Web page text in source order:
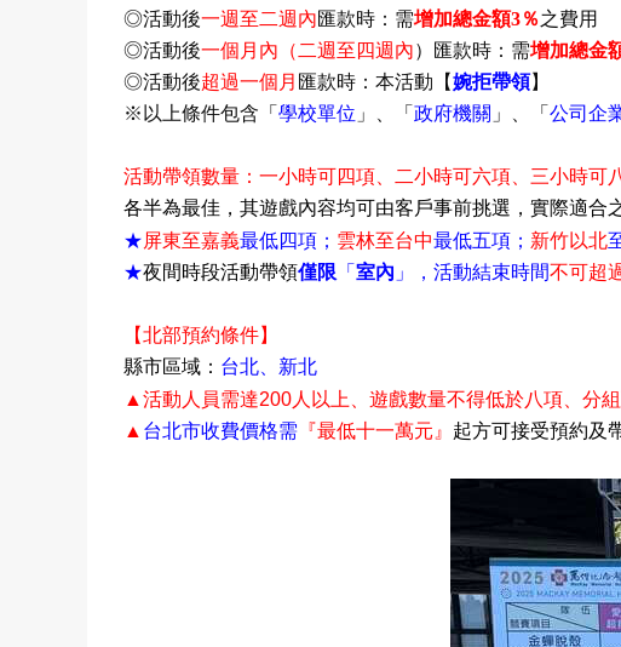
◎活動後一週至二週內匯款時：需增加總金額3％之費用
◎活動後一個月內 （ 二週至四週內） 匯款時：需增加總金
◎活動後超過一個月 匯款時：本活動 【婉拒帶領】
※以上條件包含「 學校單位 」、「 政府機關 」、「 公司企
活動帶領數量 ：一小時可四項 二小時可六項 三小時可
各半為最佳，其遊戲內容均可由客戶事前挑選，實際適合
★屏東至嘉義最低四項 ； 雲林至台中最低五項 ； 新竹以北
★夜間時段活動帶領僅限 「 室內 」，活動結束時間不可超
【北部預約條件】
縣市區域： 台北
新北
▲活動人員需達200人以上 、遊戲數量不得低於八項、分
▲ 台北市收費價格需 『最低十一萬元 』 起方可接受預約及